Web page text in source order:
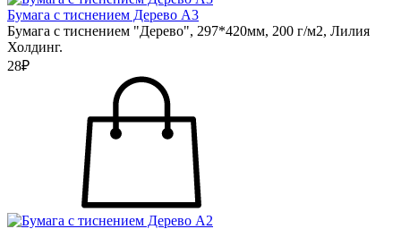
Бумага с тиснением Дерево А3
Бумага с тиснением "Дерево", 297*420мм, 200 г/м2, Лилия
Холдинг.
28₽